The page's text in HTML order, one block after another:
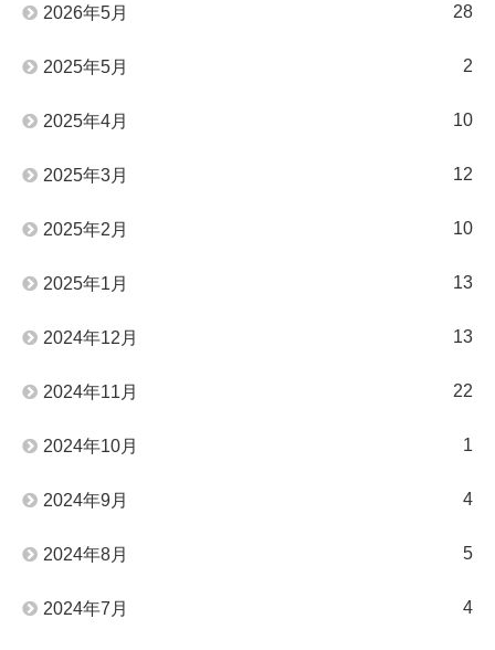
2026年5月 28
2025年5月 2
2025年4月 10
2025年3月 12
2025年2月 10
2025年1月 13
2024年12月 13
2024年11月 22
2024年10月 1
2024年9月 4
2024年8月 5
2024年7月 4